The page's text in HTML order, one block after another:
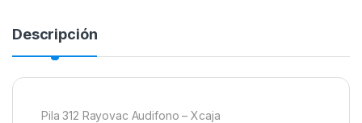
Descripción
Pila 312 Rayovac Audifono – Xcaja